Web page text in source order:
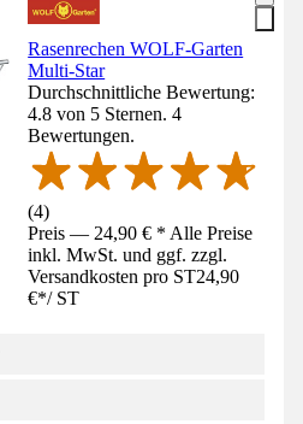
Rasenrechen WOLF-Garten
Multi-Star
Durchschnittliche Bewertung:
4.8 von 5 Sternen. 4
Bewertungen.
(4)
Preis — 24,90 € * Alle Preise
inkl. MwSt. und ggf. zzgl.
Versandkosten pro ST24,90
€*/ ST